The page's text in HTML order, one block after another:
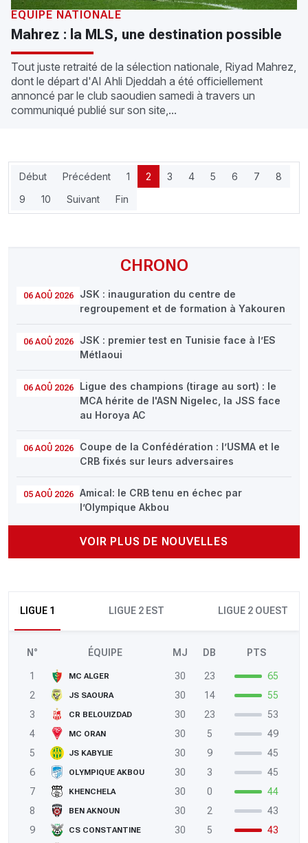
CHRONO
06 AOÛ 2026
JSK : inauguration du centre de
regroupement et de formation à Yakouren
06 AOÛ 2026
JSK : premier test en Tunisie face à l’ES
Métlaoui
06 AOÛ 2026
Ligue des champions (tirage au sort) : le
MCA hérite de l'ASN Nigelec, la JSS face
au Horoya AC
06 AOÛ 2026
Coupe de la Confédération : l’USMA et le
CRB fixés sur leurs adversaires
05 AOÛ 2026
Amical: le CRB tenu en échec par
l’Olympique Akbou
VOIR PLUS DE NOUVELLES
LIGUE 1 LIGUE 2 EST LIGUE 2 OUEST
N° ÉQUIPE MJ DB PTS
1 MC ALGER 30 23
65
2
JS SAOURA 30 14
55
3
CR BELOUIZDAD 30 23
53
4
MC ORAN 30 5
49
5
JS KABYLIE 30 9
45
6
OLYMPIQUE AKBOU 30 3
45
7
KHENCHELA 30 0
44
8
BEN AKNOUN 30 2
43
9
CS CONSTANTINE 30 5
43
ÉQUIPE NATIONALE
Mahrez : la MLS, une destination possible
Tout juste retraité de la sélection nationale, Riyad Mahrez,
dont le départ d'Al Ahli Djeddah a été officiellement
annoncé par le club saoudien samedi à travers un
communiqué publié sur son site,...
Début Précédent 1 2 3 4 5 6 7
8
9
10 Suivant Fin